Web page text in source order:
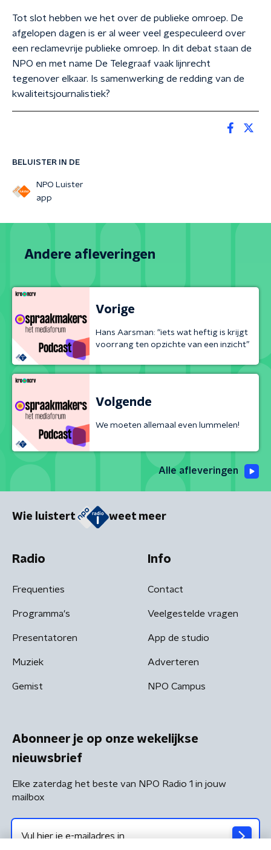
BELUISTER IN DE
NPO Luister
app
Tot slot hebben we het over de publieke omroep. De
afgelopen dagen is er al weer veel gespeculeerd over
een reclamevrije publieke omroep. In dit debat staan de
NPO en met name De Telegraaf vaak lijnrecht
tegenover elkaar. Is samenwerking de redding van de
kwaliteitsjournalistiek?
Andere afleveringen
Vorige
Hans Aarsman: “iets wat heftig is krijgt
voorrang ten opzichte van een inzicht”
Volgende
We moeten allemaal even lummelen!
Alle afleveringen
Wie luistert weet meer
Radio
Frequenties
Programma's
Presentatoren
Muziek
Gemist
Info
Contact
Veelgestelde vragen
App de studio
Adverteren
NPO Campus
Abonneer je op onze wekelijkse
nieuwsbrief
Elke zaterdag het beste van NPO Radio 1 in jouw
mailbox